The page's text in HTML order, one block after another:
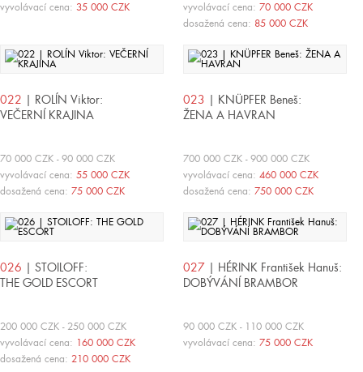
vyvolávací cena: 35 000 CZK
vyvolávací cena: 70 000 CZK
dosažená cena: 85 000 CZK
022 | ROLÍN Viktor:
VEČERNÍ KRAJINA
70 000 CZK - 90 000 CZK
vyvolávací cena: 55 000 CZK
dosažená cena: 75 000 CZK
023 | KNÜPFER Beneš:
ŽENA A HAVRAN
700 000 CZK - 900 000 CZK
vyvolávací cena: 460 000 CZK
dosažená cena: 750 000 CZK
026 | STOILOFF:
THE GOLD ESCORT
200 000 CZK - 250 000 CZK
vyvolávací cena: 160 000 CZK
dosažená cena: 210 000 CZK
027 | HÉRINK František Hanuš:
DOBÝVÁNÍ BRAMBOR
90 000 CZK - 110 000 CZK
vyvolávací cena: 75 000 CZK